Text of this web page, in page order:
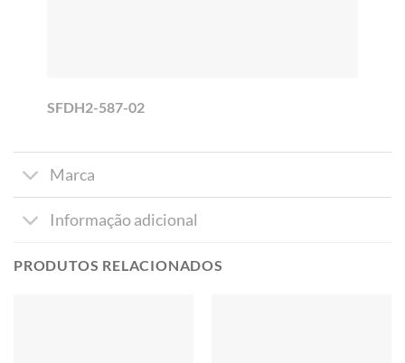
SFDH2-587-02
Marca
Informação adicional
PRODUTOS RELACIONADOS